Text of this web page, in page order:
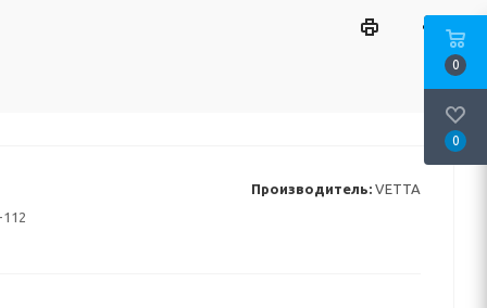
Производитель: VETTA
112
0
0